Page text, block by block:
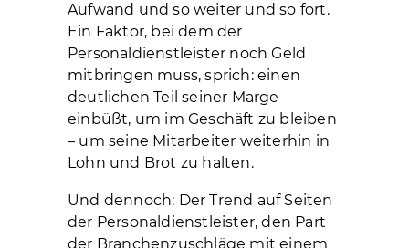
Aufwand und so weiter und so fort.
Ein Faktor, bei dem der
Personaldienstleister noch Geld
mitbringen muss, sprich: einen
deutlichen Teil seiner Marge
einbüßt, um im Geschäft zu bleiben
– um seine Mitarbeiter weiterhin in
Lohn und Brot zu halten.
Und dennoch: Der Trend auf Seiten
der Personaldienstleister, den Part
der Branchenzuschläge mit einem